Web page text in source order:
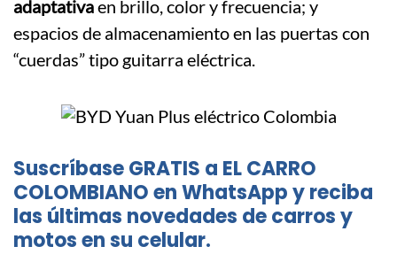
adaptativaen brillo, color y frecuencia; y
espacios de almacenamiento en las puertas con
“cuerdas” tipo guitarra eléctrica.
Suscríbase GRATIS a EL CARRO
COLOMBIANO en WhatsApp y reciba
las últimas novedades de carros y
motos en su celular.